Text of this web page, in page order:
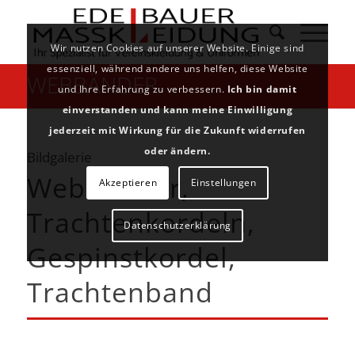
WEBBÄNDER
Bildgalerie
Webbänder,
Trachtenkordeln,
Gespinstkordel,
Trachtenband
Wir nutzen Cookies auf unserer Website. Einige sind
essenziell, während andere uns helfen, diese Website
und Ihre Erfahrung zu verbessern. Ich bin damit
einverstanden und kann meine Einwilligung
jederzeit mit Wirkung für die Zukunft widerrufen
oder ändern.
Akzeptieren Einstellungen
Datenschutzerklärung